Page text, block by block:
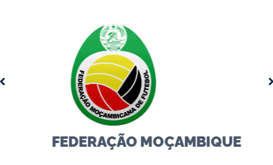
FEDERAÇÃO MOÇAMBIQUE